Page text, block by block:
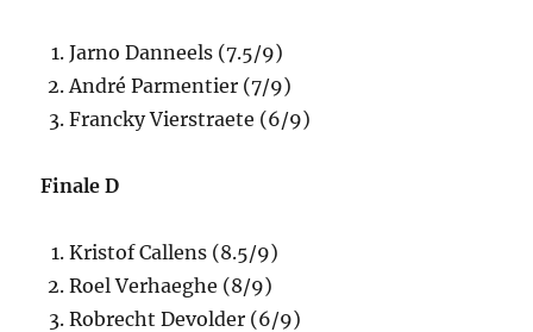
Jarno Danneels (7.5/9)
André Parmentier (7/9)
Francky Vierstraete (6/9)
Finale D
Kristof Callens (8.5/9)
Roel Verhaeghe (8/9)
Robrecht Devolder (6/9)